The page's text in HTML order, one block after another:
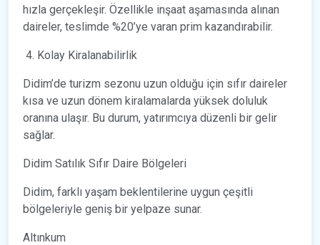
hızla gerçekleşir. Özellikle inşaat aşamasında alınan
daireler, teslimde %20’ye varan prim kazandırabilir.
Kolay Kiralanabilirlik
Didim’de turizm sezonu uzun olduğu için sıfır daireler
kısa ve uzun dönem kiralamalarda yüksek doluluk
oranına ulaşır. Bu durum, yatırımcıya düzenli bir gelir
sağlar.
Didim Satılık Sıfır Daire Bölgeleri
Didim, farklı yaşam beklentilerine uygun çeşitli
bölgeleriyle geniş bir yelpaze sunar.
Altınkum